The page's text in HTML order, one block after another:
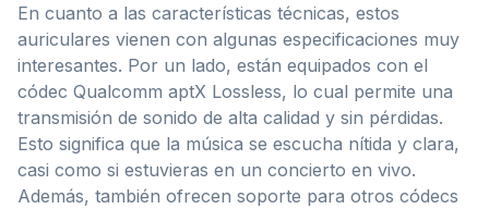
En cuanto a las características técnicas, estos
auriculares vienen con algunas especificaciones muy
interesantes. Por un lado, están equipados con el
códec Qualcomm aptX Lossless, lo cual permite una
transmisión de sonido de alta calidad y sin pérdidas.
Esto significa que la música se escucha nítida y clara,
casi como si estuvieras en un concierto en vivo.
Además, también ofrecen soporte para otros códecs